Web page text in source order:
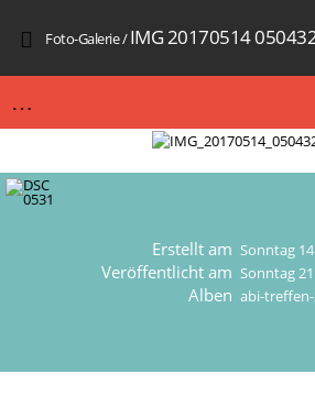
Foto-Galerie/IMG 20170514
Erstellt am Sonntag
Veröffentlicht am Sonntag
Alben abi-